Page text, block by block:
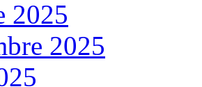
2025
2025